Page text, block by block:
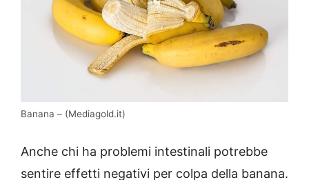
Banana – (Mediagold.it)
Anche chi ha problemi intestinali potrebbe
sentire effetti negativi per colpa della banana.